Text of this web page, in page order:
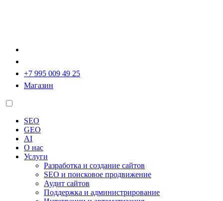
+7 995 009 49 25
Магазин
SEO
GEO
AI
О нас
Услуги
Разработка и создание сайтов
SEO и поисковое продвижение
Аудит сайтов
Поддержка и администрирование